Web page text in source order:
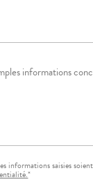
informations saisies
*